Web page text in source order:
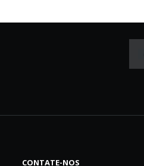
CONTATE-NOS